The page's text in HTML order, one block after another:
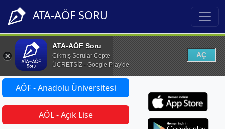
ATA-AÖF SORU
ATA-AÖF Soru
Çıkmış Sorular Cepte
ÜCRETSİZ - Google Play'de
AÇ
AÖF - Anadolu Üniversitesi
AÖL - Açık Lise